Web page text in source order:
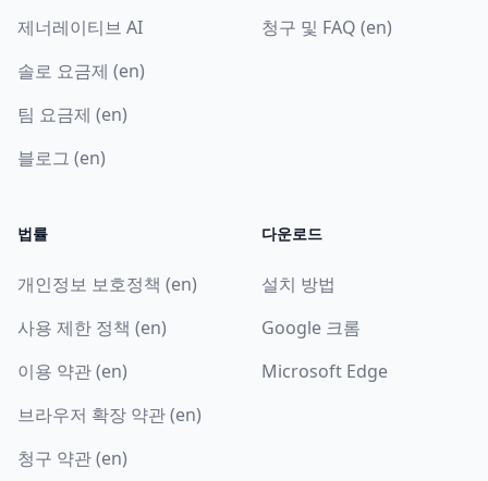
제너레이티브 AI
솔로 요금제 (en)
팀 요금제 (en)
블로그 (en)
청구 및 FAQ (en)
법률
개인정보 보호정책 (en)
사용 제한 정책 (en)
이용 약관 (en)
브라우저 확장 약관 (en)
청구 약관 (en)
다운로드
설치 방법
Google 크롬
Microsoft Edge